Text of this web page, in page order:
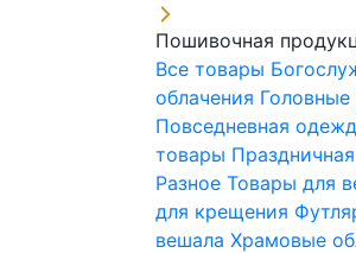
Пошивочная
Все товары
облачения
Повседневная
товары
Разное Товары для
для крещения
вешала Храмовые